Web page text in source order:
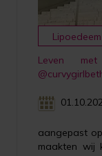
Lipoedeem
Leven
aangepast
maakten wij